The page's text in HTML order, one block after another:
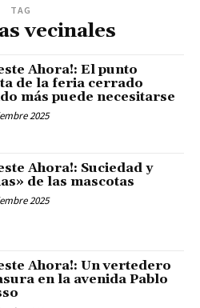
TAG
vecinales
Ahora!: El punto
de la feria cerrado
más puede necesitarse
2025
Ahora!: Suciedad y
de las mascotas
2025
Ahora!: Un vertedero
en la avenida Pablo